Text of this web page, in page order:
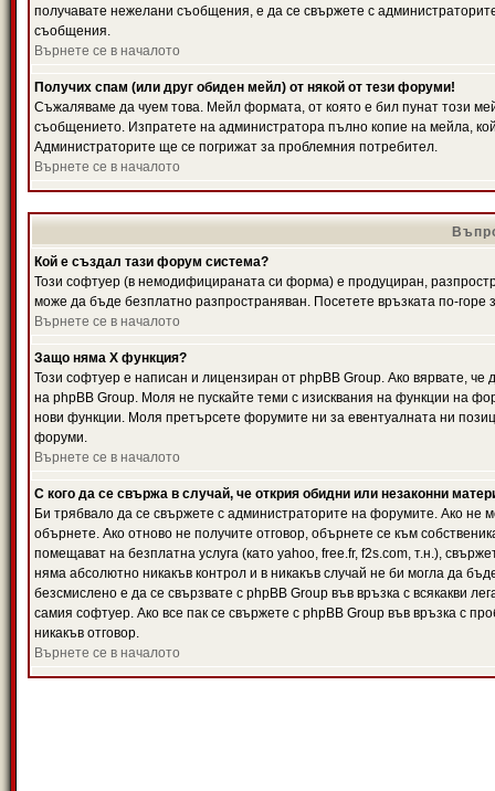
получавате нежелани съобщения, е да се свържете с
съобщения.
Върнете се в началото
Получих спам (или друг обиден мейл) от някой от тези форуми!
Съжаляваме да чуем това. Мейл формата, от която е бил пунат този
съобщението. Изпратете на администратора пълно копие на мейла,
Администраторите ще се погрижат за проблемния потребител.
Върнете се в началото
Кой е създал тази форум система?
Този софтуер (в немодифицираната си форма) е продуциран,
може да бъде безплатно разпространяван. Посетете връзката по-горе
Върнете се в началото
Защо няма X функция?
Този софтуер е написан и лицензиран от phpBB Group. Ако вярвате,
на phpBB Group. Моля не пускайте теми с изисквания на функции на
нови функции. Моля претърсете форумите ни за евентуалната ни
форуми.
Върнете се в началото
С кого да се свържа в случай, че открия обидни или незаконни
Би трябвало да се свържете с администраторите на форумите. Ако не
обърнете. Ако отново не получите отговор, обърнете се към
помещават на безплатна услуга (като yahoo, free.fr, f2s.com, т.н.),
няма абсолютно никакъв контрол и в никакъв случай не би могла да
безсмислено е да се свързвате с phpBB Group във връзка с всякакви
самия софтуер. Ако все пак се свържете с phpBB Group във връзка с
никакъв отговор.
Върнете се в началото